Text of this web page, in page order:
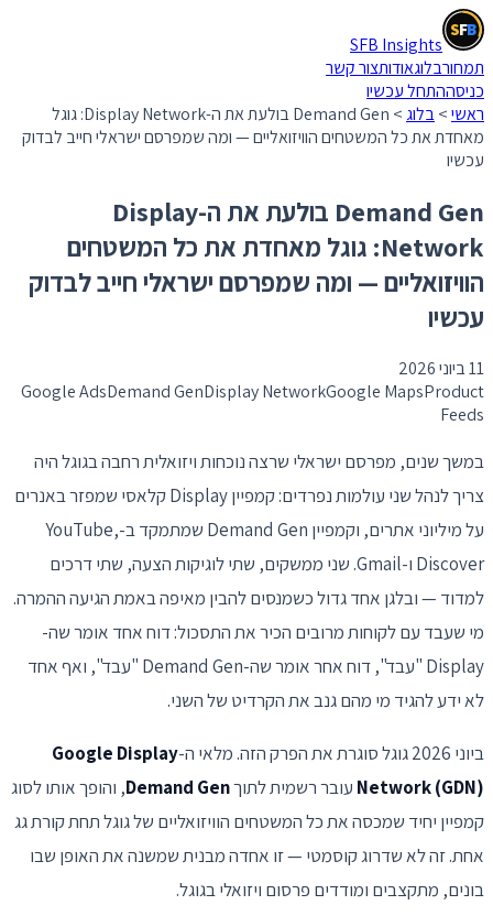
SFB
SFB
SFB Insights
תמחורבלוגאודותצור קשר
כניסההתחל עכשיו
ראשי>בלוג >
Demand Gen בולעת את ה-Display Network: גוגל
מאחדת את כל המשטחים הוויזואליים — ומה שמפרסם ישראלי חייב לבדוק
עכשיו
Demand Gen בולעת את ה-Display
Network: גוגל מאחדת את כל המשטחים
הוויזואליים — ומה שמפרסם ישראלי חייב לבדוק
עכשיו
11 ביוני 2026
Google AdsDemand GenDisplay NetworkGoogle MapsProduct
Feeds
במשך שנים, מפרסם ישראלי שרצה נוכחות ויזואלית רחבה בגוגל היה
צריך לנהל שני עולמות נפרדים: קמפיין Display קלאסי שמפזר באנרים
על מיליוני אתרים, וקמפיין Demand Gen שמתמקד ב-YouTube,
Discover ו-Gmail. שני ממשקים, שתי לוגיקות הצעה, שתי דרכים
למדוד — ובלגן אחד גדול כשמנסים להבין מאיפה באמת הגיעה ההמרה.
מי שעבד עם לקוחות מרובים הכיר את התסכול: דוח אחד אומר שה-
Display "עבד", דוח אחר אומר שה-Demand Gen "עבד", ואף אחד
לא ידע להגיד מי מהם גנב את הקרדיט של השני.
ביוני 2026 גוגל סוגרת את הפרק הזה. מלאי ה-
Google Display
Network (GDN) עובר רשמית לתוךDemand Gen, והופך אותו לסוג
קמפיין יחיד שמכסה את כל המשטחים הוויזואליים של גוגל תחת קורת גג
אחת. זה לא שדרוג קוסמטי — זו אחדה מבנית שמשנה את האופן שבו
בונים, מתקצבים ומודדים פרסום ויזואלי בגוגל.